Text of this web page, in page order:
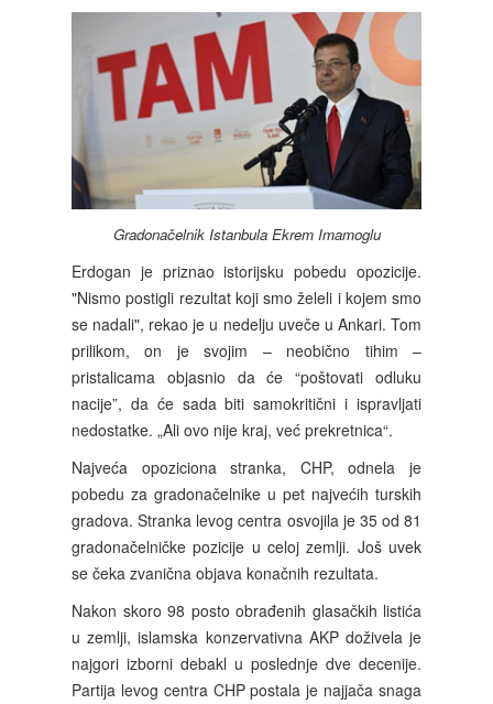
Gradonačelnik Istanbula Ekrem Imamoglu
Erdogan je priznao istorijsku pobedu opozicije.
"Nismo postigli rezultat koji smo želeli i kojem smo
se nadali", rekao je u nedelju uveče u Ankari. Tom
prilikom, on je svojim – neobično tihim –
pristalicama objasnio da će “poštovati odluku
nacije”, da će sada biti samokritični i ispravljati
nedostatke. „Ali ovo nije kraj, već prekretnica“.
Najveća opoziciona stranka, CHP, odnela je
pobedu za gradonačelnike u pet najvećih turskih
gradova. Stranka levog centra osvojila je 35 od 81
gradonačelničke pozicije u celoj zemlji. Još uvek
se čeka zvanična objava konačnih rezultata.
Nakon skoro 98 posto obrađenih glasačkih listića
u zemlji, islamska konzervativna AKP doživela je
najgori izborni debakl u poslednje dve decenije.
Partija levog centra CHP postala je najjača snaga